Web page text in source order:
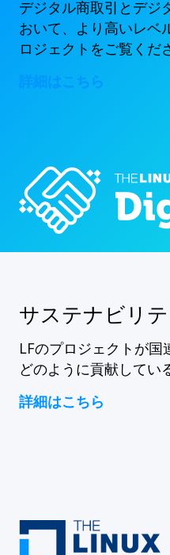
デジタル商取引とデジ
おいて、より高いレベ
ロジェクトをご覧くだ
詳細はこちら
サステナビリテ
LFのプロジェクトが
どのように貢献してい
詳細はこちら